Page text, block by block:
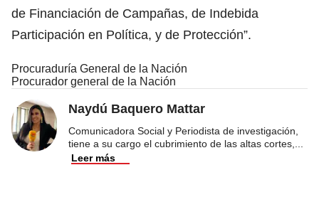
de Financiación de Campañas, de Indebida
Participación en Política, y de Protección”.
Procuraduría General de la Nación
Procurador general de la Nación
Naydú Baquero Mattar
Comunicadora Social y Periodista de investigación,
tiene a su cargo el cubrimiento de las altas cortes,
Leer más